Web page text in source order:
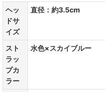
ヘッ
ドサ
イズ
直径：約3.5cm
スト
ラッ
プカ
ラー
水色×スカイブルー